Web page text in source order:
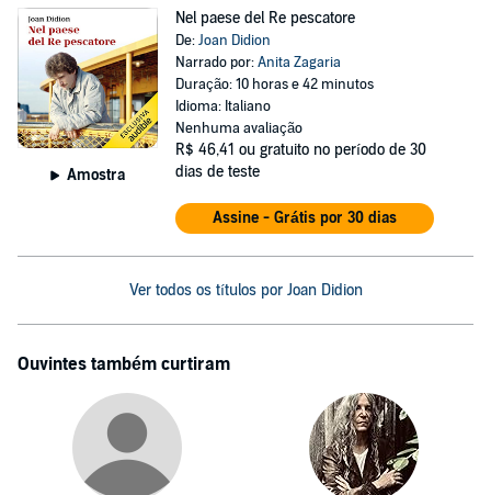
Amostra
Nel paese del Re pescatore
De:Joan Didion
Narrado por:Anita Zagaria
Duração: 10 horas e 42 minutos
Idioma: Italiano
Nenhuma avaliação
R$ 46,41 ou gratuito no período de 30
dias de teste
Assine - Grátis por 30 dias
Ver todos os títulos por Joan Didion
Ouvintes também curtiram